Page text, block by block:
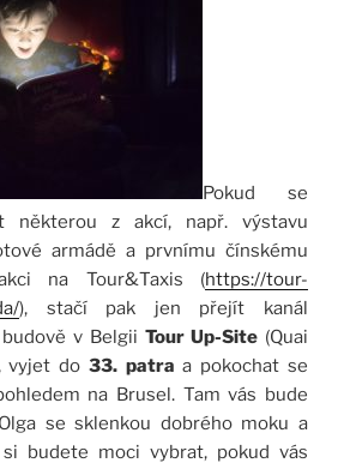
Pokud se
některou z akcí, např. výstavu
armádě a prvnímu čínskému
na Tour&Taxis (https://tour-
), stačí pak jen přejít kanál
v Belgii Tour Up-Site (Quai
vyjet do 33. patraa pokochat se
na Brusel. Tam vás bude
se sklenkou dobrého moku a
budete moci vybrat, pokud vás